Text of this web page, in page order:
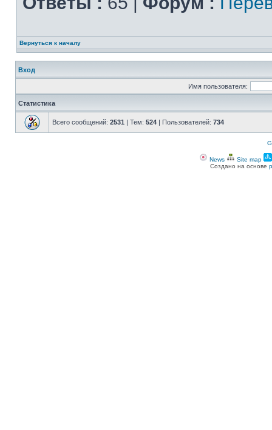
Вернуться к началу
Вход
Имя пользователя:
Статистика
Всего сообщений: 2531 | Тем: 524 | Пользователей: 734
News Site map
Создано на основе